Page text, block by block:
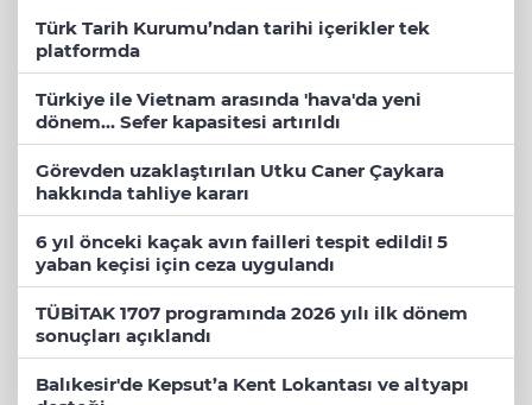
Türk Tarih Kurumu’ndan tarihi içerikler tek
platformda
Türkiye ile Vietnam arasında 'hava'da yeni
dönem... Sefer kapasitesi artırıldı
Görevden uzaklaştırılan Utku Caner Çaykara
hakkında tahliye kararı
6 yıl önceki kaçak avın failleri tespit edildi! 5
yaban keçisi için ceza uygulandı
TÜBİTAK 1707 programında 2026 yılı ilk dönem
sonuçları açıklandı
Balıkesir'de Kepsut’a Kent Lokantası ve altyapı